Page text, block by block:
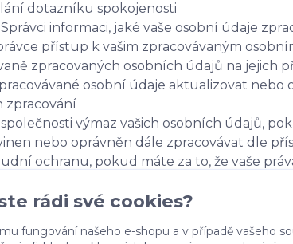
dotazníku spokojenosti
informaci, jaké vaše osobní údaje
přístup k vašim zpracovávaným
zpracovaných osobních údajů na jejich
osobní údaje aktualizovat nebo
zpracování
výmaz vašich osobních údajů,
nebo oprávněn dále zpracovávat dle
ochranu, pokud máte za to, že vaše
o dodržování povinností
rádi své cookies?
fungování našeho e-shopu a v případě vašeho